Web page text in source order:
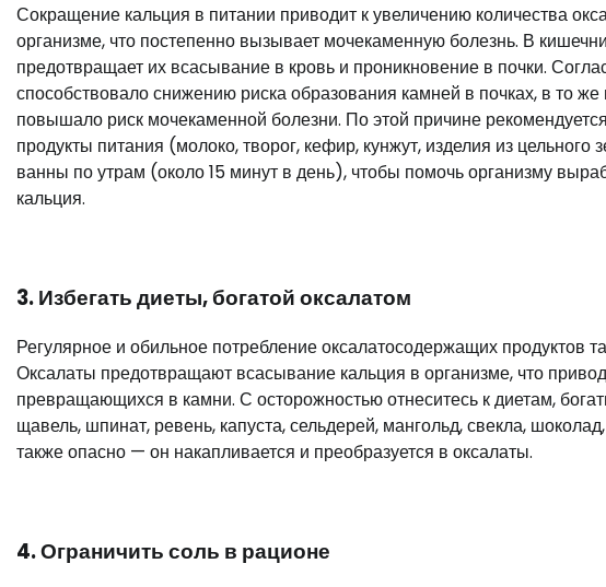
Сокращение кальция в питании приводит к увеличению количества
организме, что постепенно вызывает мочекаменную болезнь. В
предотвращает их всасывание в кровь и проникновение в почки.
способствовало снижению риска образования камней в почках, в то
повышало риск мочекаменной болезни. По этой причине
продукты питания (молоко, творог, кефир, кунжут, изделия из
ванны по утрам (около 15 минут в день), чтобы помочь организму
кальция.
3. Избегать диеты, богатой оксалатом
Регулярное и обильное потребление оксалатосодержащих продуктов
Оксалаты предотвращают всасывание кальция в организме, что
превращающихся в камни. С осторожностью отнеситесь к диетам,
щавель, шпинат, ревень, капуста, сельдерей, мангольд, свекла,
также опасно — он накапливается и преобразуется в оксалаты.
4. Ограничить соль в рационе